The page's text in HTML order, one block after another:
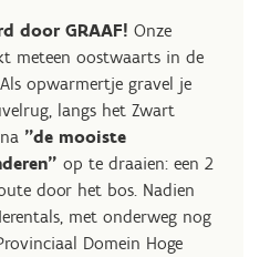
door GRAAF! Onze
meteen oostwaarts in de
opwarmertje gravel je
langs het Zwart
"de mooiste
op te draaien: een 2
door het bos. Nadien
met onderweg nog
Domein Hoge